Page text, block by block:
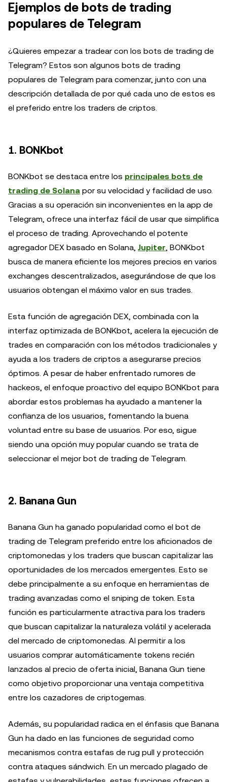
Ejemplos de bots de trading
populares de Telegram
¿Quieres empezar a tradear con los bots de trading de
Telegram? Estos son algunos bots de trading
populares de Telegram para comenzar, junto con una
descripción detallada de por qué cada uno de estos es
el preferido entre los traders de criptos.
1. BONKbot
BONKbot se destaca entre los principales bots de
trading de Solana por su velocidad y facilidad de uso.
Gracias a su operación sin inconvenientes en la app de
Telegram, ofrece una interfaz fácil de usar que simplifica
el proceso de trading. Aprovechando el potente
agregador DEX basado en Solana, Jupiter, BONKbot
busca de manera eficiente los mejores precios en varios
exchanges descentralizados, asegurándose de que los
usuarios obtengan el máximo valor en sus trades.
Esta función de agregación DEX, combinada con la
interfaz optimizada de BONKbot, acelera la ejecución de
trades en comparación con los métodos tradicionales y
ayuda a los traders de criptos a asegurarse precios
óptimos. A pesar de haber enfrentado rumores de
hackeos, el enfoque proactivo del equipo BONKbot para
abordar estos problemas ha ayudado a mantener la
confianza de los usuarios, fomentando la buena
voluntad entre su base de usuarios. Por eso, sigue
siendo una opción muy popular cuando se trata de
seleccionar el mejor bot de trading de Telegram.
2. Banana Gun
Banana Gun ha ganado popularidad como el bot de
trading de Telegram preferido entre los aficionados de
criptomonedas y los traders que buscan capitalizar las
oportunidades de los mercados emergentes. Esto se
debe principalmente a su enfoque en herramientas de
trading avanzadas como el sniping de token. Esta
función es particularmente atractiva para los traders
que buscan capitalizar la naturaleza volátil y acelerada
del mercado de criptomonedas. Al permitir a los
usuarios comprar automáticamente tokens recién
lanzados al precio de oferta inicial, Banana Gun tiene
como objetivo proporcionar una ventaja competitiva
entre los cazadores de criptogemas.
Además, su popularidad radica en el énfasis que Banana
Gun ha dado en las funciones de seguridad como
mecanismos contra estafas de rug pull y protección
contra ataques sándwich. En un mercado plagado de